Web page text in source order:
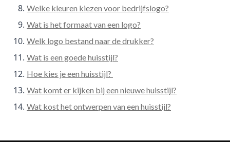
Welke kleuren kiezen voor bedrijfslogo?
Wat is het formaat van een logo?
Welk logo bestand naar de drukker?
Wat is een goede huisstijl?
Hoe kies je een huisstijl?
Wat komt er kijken bij een nieuwe huisstijl?
Wat kost het ontwerpen van een huisstijl?